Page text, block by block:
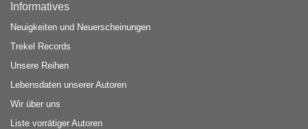
Informatives
Neuigkeiten und Neuerscheinungen
Trekel Records
Unsere Reihen
Lebensdaten unserer Autoren
Wir über uns
Liste vorrätiger Autoren